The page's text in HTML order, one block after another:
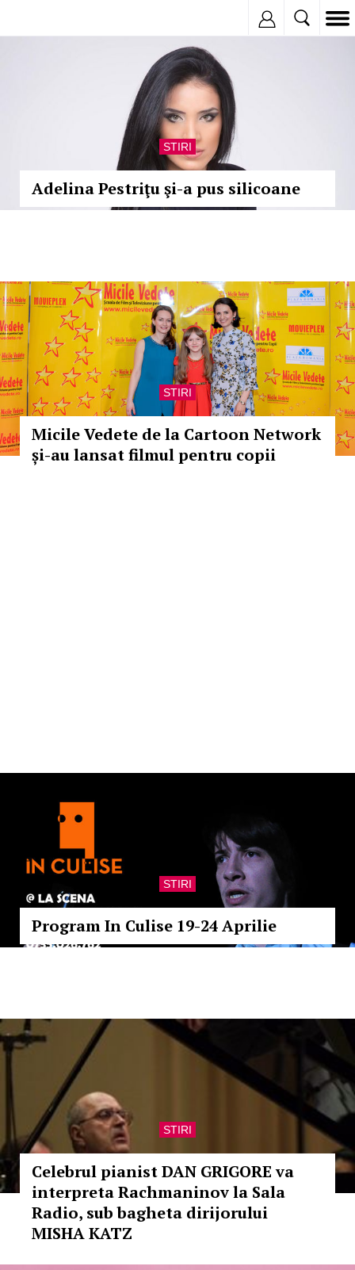
STIRI
Adelina Pestriţu şi-a pus silicoane
STIRI
Micile Vedete de la Cartoon Network
și-au lansat filmul pentru copii
STIRI
Program In Culise 19-24 Aprilie
STIRI
Celebrul pianist DAN GRIGORE va
interpreta Rachmaninov la Sala
Radio, sub bagheta dirijorului
MISHA KATZ